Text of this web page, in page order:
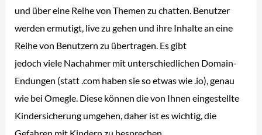
und über eine Reihe von Themen zu chatten. Benutzer
werden ermutigt, live zu gehen und ihre Inhalte an eine
Reihe von Benutzern zu übertragen. Es gibt
jedoch viele Nachahmer mit unterschiedlichen Domain-
Endungen (statt .com haben sie so etwas wie .io), genau
wie bei Omegle. Diese können die von Ihnen eingestellte
Kindersicherung umgehen, daher ist es wichtig, die